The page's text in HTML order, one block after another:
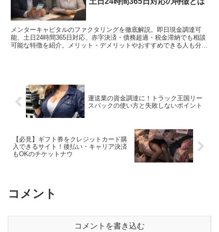
メンターキャピタルのファクタリングを徹底解説。即日現金調達可
能、土日24時間365日対応、赤字決済・債務超過・税金滞納でも相談
可能な特徴を紹介。メリット・デメリットやおすすめできる人も分か
運送業の資金調達に！トラック王国リー
スバックの使い方と失敗しないポイント
【必見】ギフト券をクレジットカード購
入できるサイト！後払い・キャリア決済
もOKのチケットナウ
コメント
コメントを書き込む